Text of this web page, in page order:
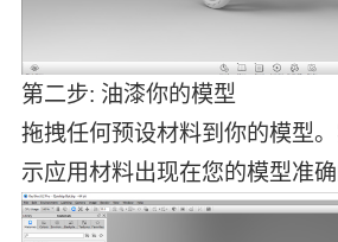
第二步: 油漆你的模型
拖拽任何预设材料到你的模型
示应用材料出现在您的模型准确